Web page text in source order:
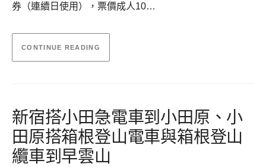
券（連續日使用），票價成人10…
CONTINUE READING
新宿搭小田急電車到小田原、小
田原搭箱根登山電車與箱根登山
纜車到早雲山